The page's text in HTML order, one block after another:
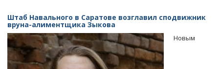
Штаб Навального в Саратове возглавил сподвижник
вруна-алиментщика Зыкова
Новым